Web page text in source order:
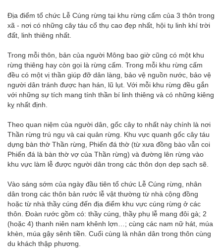
Địa điểm tổ chức Lễ Cúng rừng tại khu rừng cấm của 3 thôn trong
xã - nơi có những cây táu cổ thụ cao đẹp nhất, hội tụ linh khí trời
đất, linh thiêng nhất.
Trong mỗi thôn, bản của người Mông bao giờ cũng có một khu
rừng thiêng hay còn gọi là rừng cấm. Trong mỗi khu rừng cấm
đều có một vị thần giúp đỡ dân làng, bảo vệ nguồn nước, bảo vệ
người dân tránh được hạn hán, lũ lụt. Với mỗi khu rừng đều gắn
với những sự tích mang tính thần bí linh thiêng và có những kiêng
kỵ nhất định.
Theo quan niệm của người dân, gốc cây to nhất này chính là nơi
Thần rừng trú ngụ và cai quản rừng. Khu vực quanh gốc cây táu
dựng bàn thờ Thần rừng, Phiến đá thờ (từ xưa đồng bào vẫn coi
Phiến đá là bàn thờ vợ của Thần rừng) và đường lên rừng vào
khu vực làm lễ được người dân trong các thôn dọn dẹp sạch sẽ.
Vào sáng sớm của ngày đầu tiên tổ chức Lễ Cúng rừng, nhân
dân trong các thôn bản rước lễ vật thường từ nhà cộng đồng
hoặc từ nhà thầy cúng đến địa điểm khu vực cúng rừng ở các
thôn. Đoàn rước gồm có: thầy cúng, thầy phụ lễ mang đôi gà; 2
(hoặc 4) thanh niên nam khênh lợn…; cùng các nam nữ hát, múa
khèn, múa gậy sênh tiền. Cuối cùng là nhân dân trong thôn cùng
du khách thập phương.